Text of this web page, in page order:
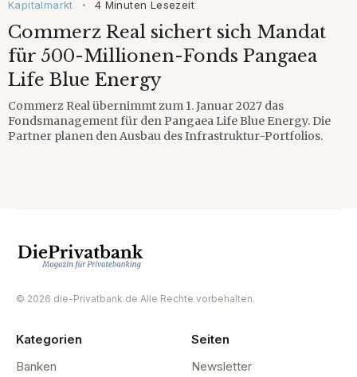
Kapitalmarkt • 4 Minuten Lesezeit
Commerz Real sichert sich Mandat
für 500-Millionen-Fonds Pangaea
Life Blue Energy
Commerz Real übernimmt zum 1. Januar 2027 das
Fondsmanagement für den Pangaea Life Blue Energy. Die
Partner planen den Ausbau des Infrastruktur-Portfolios.
© 2026 die-Privatbank.de Alle Rechte vorbehalten.
Kategorien
Banken
Seiten
Newsletter